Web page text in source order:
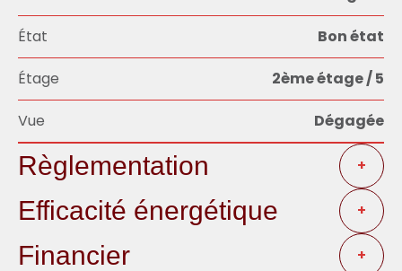
État Bon état
Étage 2ème étage / 5
Vue Dégagée
Règlementation +
Efficacité énergétique +
Financier +